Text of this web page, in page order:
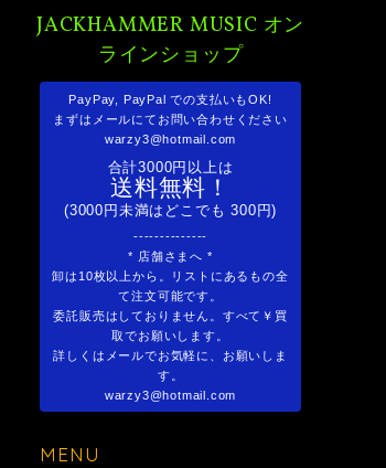
JACKHAMMER MUSIC オン
ラインショップ
PayPay, PayPal での支払いもOK!
まずはメールにてお問い合わせください
warzy3@hotmail.com
合計3000円以上は
送料無料！
(3000円未満はどこでも 300円)
--------------
* 店舗さまへ *
卸は10枚以上から。リストにあるもの全
て注文可能です。
委託販売はしておりません。すべて￥買
取でお願いします。
詳しくはメールでお気軽に、お願いしま
す。
warzy3@hotmail.com
MENU